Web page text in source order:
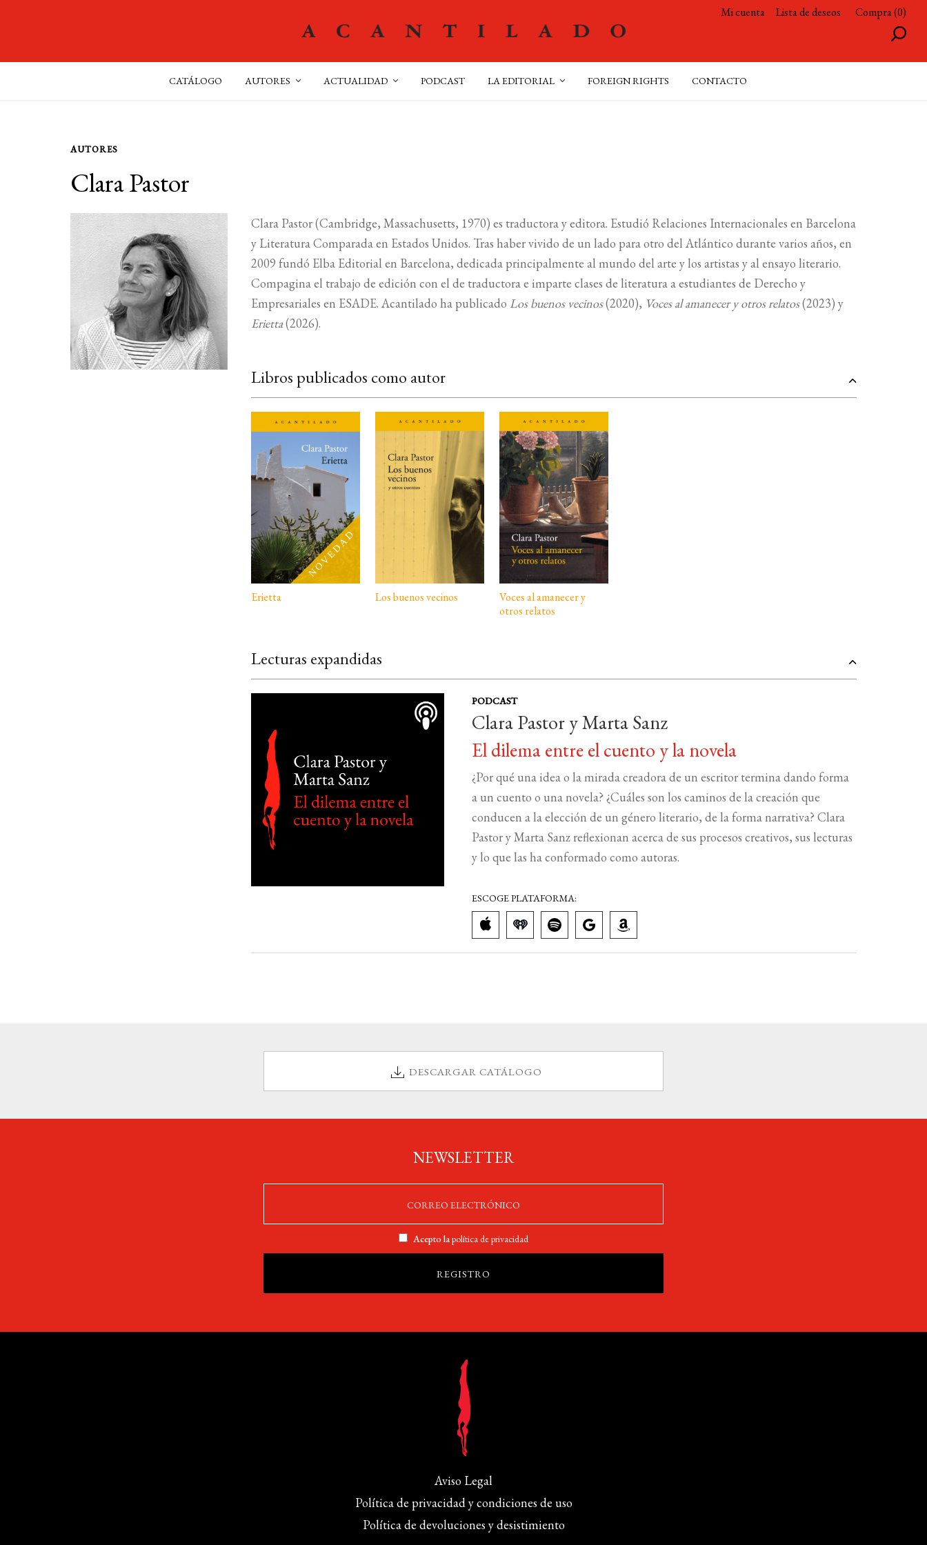
Mi cuenta Lista de deseos Compra (0)
CATÁLOGO AUTORES ACTUALIDAD PODCAST LA EDITORIAL FOREIGN RIGHTS CONTACTO
AUTORES
Clara Pastor
Clara Pastor (Cambridge, Massachusetts, 1970) es traductora y editora. Estudió Relaciones Internacionales en Barcelona
y Literatura Comparada en Estados Unidos. Tras haber vivido de un lado para otro del Atlántico durante varios años, en
2009 fundó Elba Editorial en Barcelona, dedicada principalmente al mundo del arte y los artistas y al ensayo literario.
Compagina el trabajo de edición con el de traductora e imparte clases de literatura a estudiantes de Derecho y
Empresariales en ESADE. Acantilado ha publicado Los buenos vecinos(2020), Voces al amanecer y otros relatos(2023) y
Erietta(2026).
Libros publicados como autor
Erietta Los buenos vecinos
Voces al amanecer y
otros relatos
Lecturas expandidas
PODCAST
Clara Pastor y Marta Sanz
El dilema entre el cuento y la novela
¿Por qué una idea o la mirada creadora de un escritor termina dando forma
a un cuento o una novela? ¿Cuáles son los caminos de la creación que
conducen a la elección de un género literario, de la forma narrativa? Clara
Pastor y Marta Sanz reflexionan acerca de sus procesos creativos, sus lecturas
y lo que las ha conformado como autoras.
ESCOGE PLATAFORMA:
DESCARGAR CATÁLOGO
NEWSLETTER
Acepto lapolítica de privacidad
Aviso Legal
Política de privacidad y condiciones de uso
Política de devoluciones y desistimiento